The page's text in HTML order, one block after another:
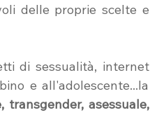
delle proprie scelte e
di sessualità, internet
e all'adolescente...la
transgender, asessuale,